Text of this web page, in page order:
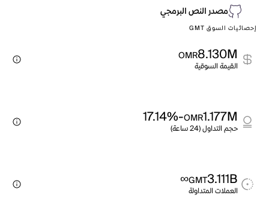
مصدر النص البرمجي
إحصائيات السوق GMT
8.130M
OMR
القيمة السوقية
1.177M
OMR
-17.14%
حجم التداول (24 ساعة)
3.111B
GMT
∞
العملات المتداولة